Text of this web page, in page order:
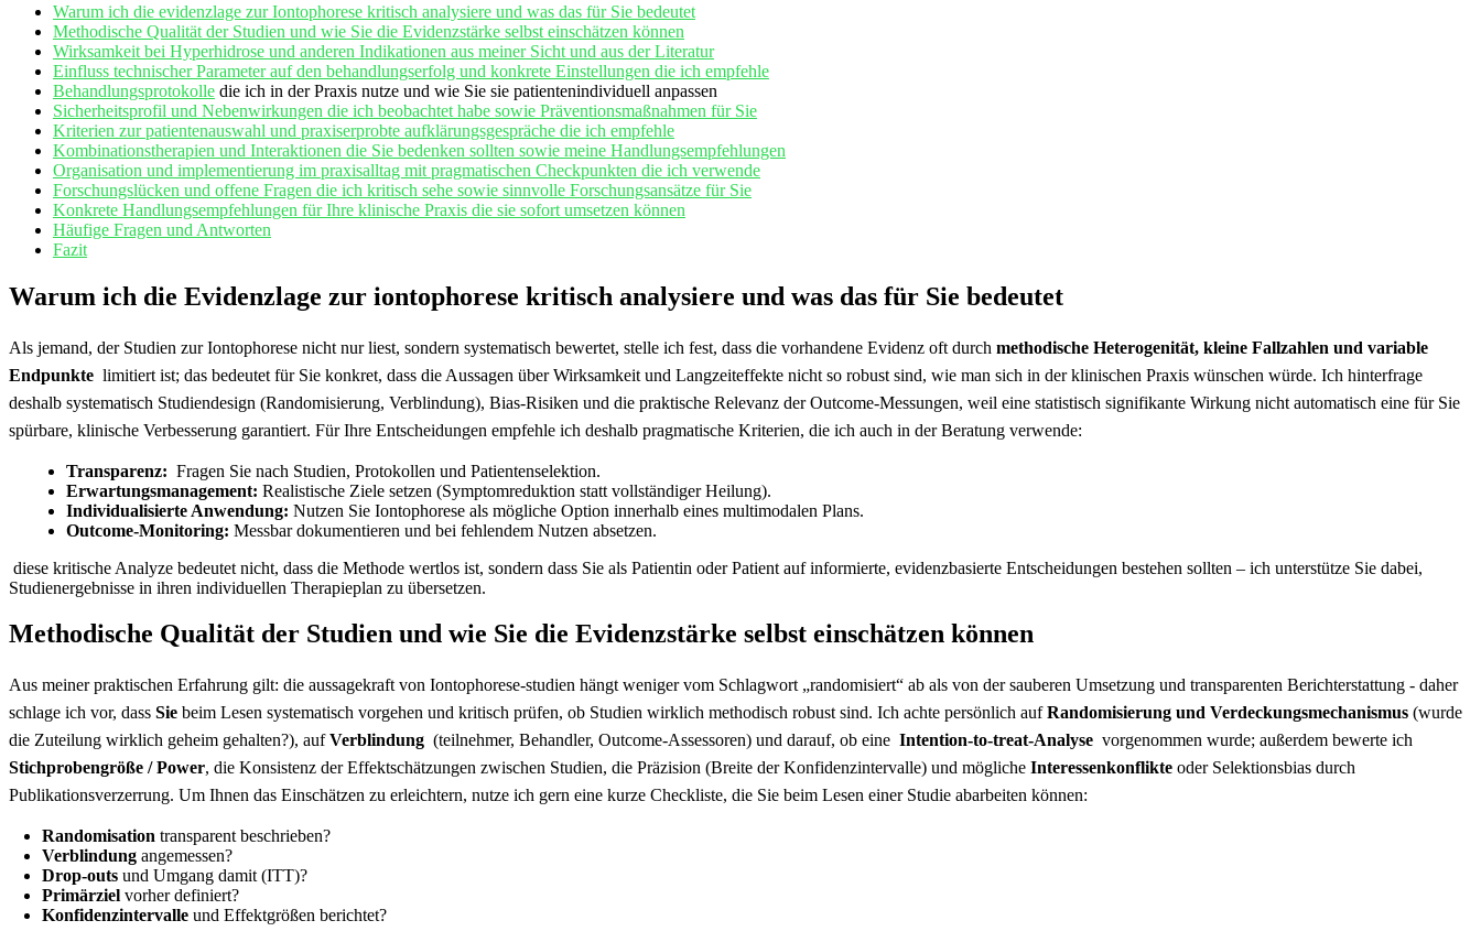
Warum ich die evidenzlage zur Iontophorese kritisch analysiere und was das für Sie bedeutet
Methodische Qualität ⁢der Studien und wie Sie die Evidenzstärke selbst ‌einschätzen können
Wirksamkeit bei Hyperhidrose und anderen Indikationen⁤ aus meiner⁤ Sicht und aus⁤ der Literatur
Einfluss technischer Parameter auf‌ den behandlungserfolg und konkrete Einstellungen die ich empfehle
Behandlungsprotokolle die ⁢ich in der Praxis nutze und wie‌ Sie sie patientenindividuell⁣ anpassen
Sicherheitsprofil und Nebenwirkungen die ⁢ich beobachtet habe sowie ​Präventionsmaßnahmen für Sie
Kriterien zur ⁣patientenauswahl und praxiserprobte aufklärungsgespräche die ich ⁣empfehle
Kombinationstherapien und Interaktionen die Sie bedenken sollten sowie meine‌ Handlungsempfehlungen
Organisation und implementierung im ‌praxisalltag mit pragmatischen Checkpunkten die​ ich verwende
Forschungslücken und offene Fragen die ich kritisch sehe sowie ⁢sinnvolle ⁤Forschungsansätze für Sie
Konkrete Handlungsempfehlungen für Ihre klinische ⁢Praxis die sie sofort umsetzen können
Häufige Fragen und Antworten
Fazit
Warum ⁢ich die Evidenzlage zur iontophorese kritisch analysiere und ⁣was das⁣ für Sie bedeutet
Als jemand, der‍ Studien ⁤zur​ Iontophorese nicht ⁤nur liest, sondern systematisch bewertet, stelle ich fest, dass die vorhandene Evidenz oft durch methodische Heterogenität, kleine Fallzahlen und⁢ variable
Endpunkte ⁢ limitiert ist; das⁣ bedeutet für Sie konkret, dass die Aussagen über⁤ Wirksamkeit und Langzeiteffekte⁢ nicht so ⁤robust sind, wie man sich in der klinischen Praxis wünschen würde. Ich hinterfrage
deshalb systematisch⁤ Studiendesign (Randomisierung,⁣ Verblindung), Bias-Risiken und‍ die‌ praktische Relevanz der​ Outcome-Messungen, weil eine statistisch signifikante Wirkung nicht automatisch eine für Sie​
spürbare, klinische ‍Verbesserung garantiert. Für Ihre Entscheidungen empfehle ich deshalb‍ pragmatische Kriterien, die ich auch in ‍der Beratung verwende:
Transparenz: ‍ Fragen ⁤Sie⁤ nach Studien, Protokollen und Patientenselektion.
Erwartungsmanagement: Realistische⁤ Ziele setzen⁤ (Symptomreduktion statt vollständiger Heilung).
Individualisierte Anwendung: Nutzen Sie Iontophorese als mögliche Option ​innerhalb‌ eines ⁢multimodalen ‌Plans.
Outcome-Monitoring: Messbar dokumentieren und⁣ bei fehlendem Nutzen absetzen.
‍ diese kritische Analyze bedeutet⁢ nicht, dass die Methode wertlos ist, sondern dass Sie als Patientin oder Patient‌ auf informierte, evidenzbasierte Entscheidungen bestehen sollten – ich unterstütze Sie dabei,
Studienergebnisse in ihren ​individuellen ‍Therapieplan zu übersetzen.
Methodische Qualität der Studien und wie Sie die Evidenzstärke‌ selbst einschätzen können
Aus meiner praktischen Erfahrung gilt: die aussagekraft von Iontophorese-studien⁣ hängt weniger vom Schlagwort⁣ „randomisiert“ ab als von der sauberen ‌Umsetzung‌ und transparenten Berichterstattung -‌ daher
⁢schlage⁤ ich vor, dass Sie beim‌ Lesen‍ systematisch vorgehen und ⁣kritisch prüfen, ob Studien wirklich methodisch robust sind. Ich​ achte persönlich aufRandomisierung und Verdeckungsmechanismus ⁢(wurde
⁣die ​Zuteilung wirklich⁢ geheim gehalten?), aufVerblindung ⁤ (teilnehmer, Behandler, ⁤Outcome-Assessoren) und darauf, ob eine ⁢ Intention-to-treat-Analyse ‍ vorgenommen wurde; außerdem bewerte​ ich
Stichprobengröße / ⁢Power, die Konsistenz der Effektschätzungen ‍zwischen​ Studien, die Präzision (Breite der Konfidenzintervalle) und mögliche⁢ Interessenkonflikte oder Selektionsbias ​durch
Publikationsverzerrung. Um ‍Ihnen​ das​ Einschätzen zu erleichtern, nutze ich​ gern eine kurze ⁤Checkliste, die Sie beim Lesen einer Studie abarbeiten⁣ können: ​
Randomisation transparent beschrieben?
Verblindung angemessen?
Drop-outs und Umgang ⁣damit ​(ITT)?
Primärziel vorher‍ definiert?
Konfidenzintervalle und Effektgrößen berichtet?